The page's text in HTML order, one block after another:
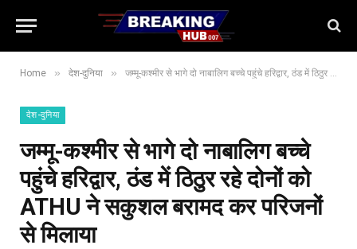
Home » देश-दुनिया » जम्मू-कश्मीर से भागे दो नाबालिग बच्चे पहुंचे हरिद्वार, ठंड में ठिठुर रहे दोनों को ATHU ने सकुशल बरामद कर परिजनों से मिलाया
देश-दुनिया
जम्मू-कश्मीर से भागे दो नाबालिग बच्चे
पहुंचे हरिद्वार, ठंड में ठिठुर रहे दोनों को
ATHU ने सकुशल बरामद कर परिजनों
से मिलाया